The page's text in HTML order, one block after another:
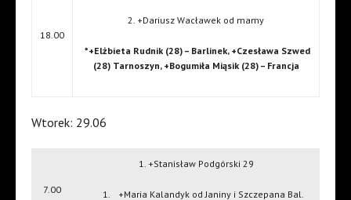
18.00
2. +Dariusz Wacławek od mamy
*+Elżbieta Rudnik (28) – Barlinek, +Czesława Szwed
(28) Tarnoszyn, +Bogumiła Miąsik (28) – Francja
Wtorek: 29.06
7.00
1. +Stanisław Podgórski 29
+Maria Kalandyk od Janiny i Szczepana Bal.